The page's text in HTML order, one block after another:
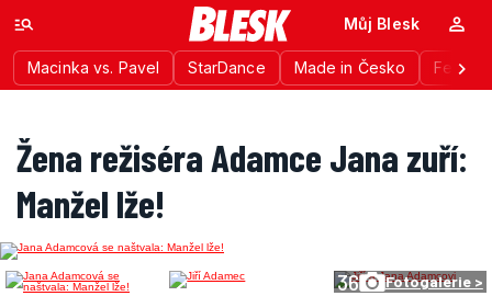
Macinka vs. Pavel StarDance Made in Česko
Můj Blesk
Žena režiséra Adamce Jana zuří:
Manžel lže!
36 Fotogalerie >